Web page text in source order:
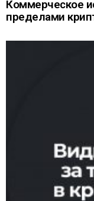
Коммерческое
пределами